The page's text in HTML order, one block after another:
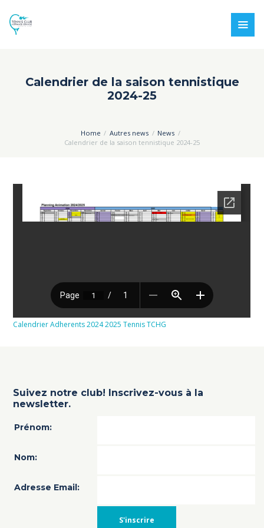
Calendrier de la saison tennistique
2024-25
Home Autres news
News
Calendrier de la saison tennistique 2024-25
Calendrier Adherents 2024 2025 Tennis TCHG
Suivez notre club! Inscrivez-vous à la
newsletter.
Prénom:
Nom:
Adresse Email: